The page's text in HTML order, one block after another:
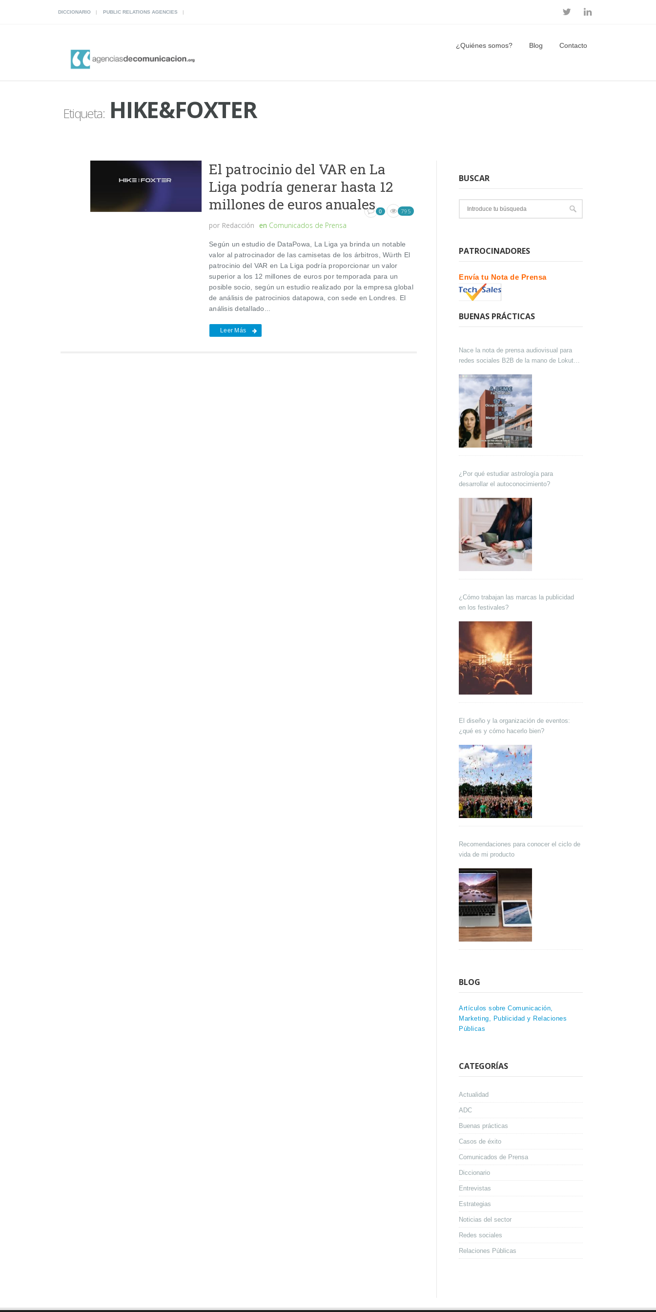
DICCIONARIO PUBLIC RELATIONS AGENCIES
¿Quiénes somos? Blog Contacto
Etiqueta:HIKE&FOXTER
El patrocinio del VAR en La
Liga podría generar hasta 12
millones de euros anuales
por Redacción en Comunicados de Prensa
0 795
Según un estudio de DataPowa, La Liga ya brinda un notable
valor al patrocinador de las camisetas de los árbitros, Würth El
patrocinio del VAR en La Liga podría proporcionar un valor
superior a los 12 millones de euros por temporada para un
posible socio, según un estudio realizado por la empresa global
de análisis de patrocinios datapowa, con sede en Londres. El
análisis detallado...
Leer Más
BUSCAR
PATROCINADORES
Envía tu Nota de Prensa
BUENAS PRÁCTICAS
Nace la nota de prensa audiovisual para
redes sociales B2B de la mano de Lokutor
¿Por qué estudiar astrología para
desarrollar el autoconocimiento?
¿Cómo trabajan las marcas la publicidad
en los festivales?
El diseño y la organización de eventos:
¿qué es y cómo hacerlo bien?
Recomendaciones para conocer el ciclo de
vida de mi producto
BLOG
Artículos sobre Comunicación,
Marketing, Publicidad y Relaciones
Públicas
CATEGORÍAS
Actualidad
ADC
Buenas prácticas
Casos de éxito
Comunicados de Prensa
Diccionario
Entrevistas
Estrategias
Noticias del sector
Redes sociales
Relaciones Públicas